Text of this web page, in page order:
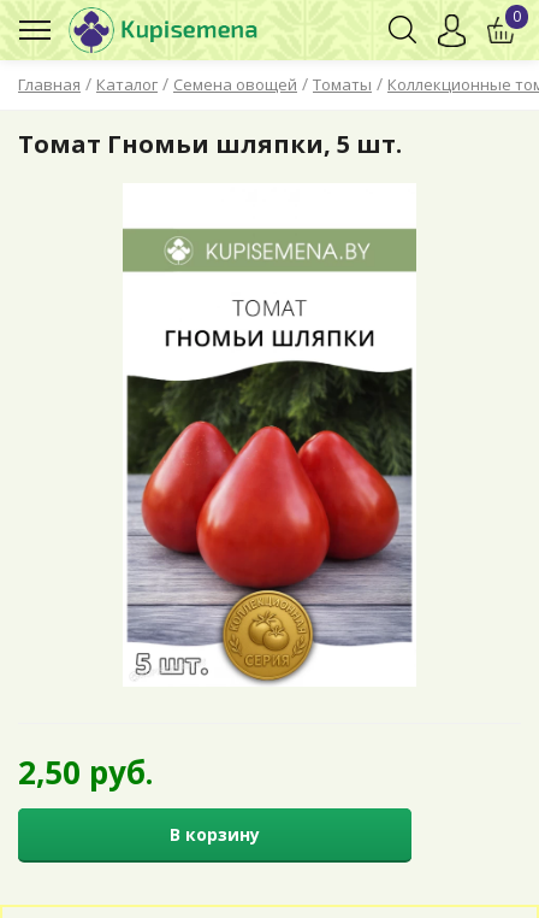
Главная / Каталог / Семена овощей / Томаты / Коллекционные
0
Томат Гномьи шляпки, 5 шт.
2,50 руб.
В корзину